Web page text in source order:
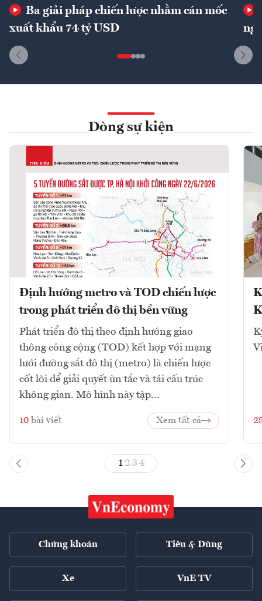
Ba giải pháp chiến lược nhằm cán mốc
xuất khẩu 74 tỷ USD
Dòng sự kiện
Định hướng metro và TOD chiến lược
trong phát triển đô thị bền vững
Phát triển đô thị theo định hướng giao
thông công cộng (TOD) kết hợp với mạng
lưới đường sắt đô thị (metro) là chiến lược
cốt lõi để giải quyết ùn tắc và tái cấu trúc
không gian. Mô hình này tập...
10 bài viết Xem tất cả
1 23 4
Chứng khoán Tiêu & Dùng
Xe VnE TV